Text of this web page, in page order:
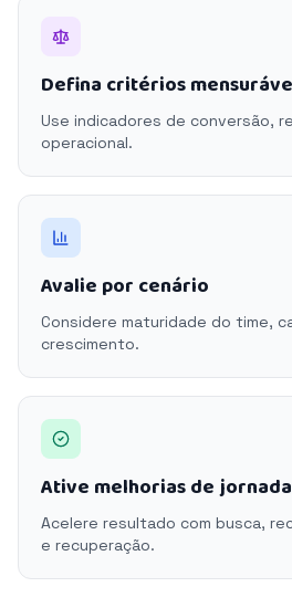
Defina critérios
Use indicadores de conversão,
operacional.
Avalie por cenário
Considere maturidade do time,
crescimento.
Ative melhorias de jornada
Acelere resultado com busca,
e recuperação.